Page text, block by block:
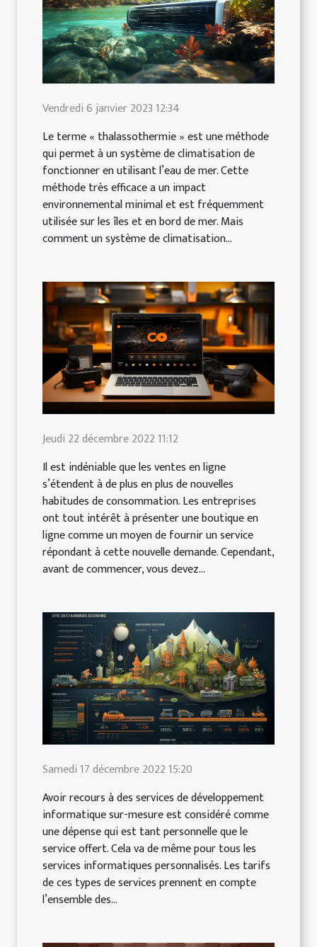
Vendredi 6 janvier 2023 12:34
Le terme « thalassothermie » est une méthode
qui permet à un système de climatisation de
fonctionner en utilisant l’eau de mer. Cette
méthode très efficace a un impact
environnemental minimal et est fréquemment
utilisée sur les îles et en bord de mer. Mais
comment un système de climatisation...
Jeudi 22 décembre 2022 11:12
Il est indéniable que les ventes en ligne
s’étendent à de plus en plus de nouvelles
habitudes de consommation. Les entreprises
ont tout intérêt à présenter une boutique en
ligne comme un moyen de fournir un service
répondant à cette nouvelle demande. Cependant,
avant de commencer, vous devez...
Samedi 17 décembre 2022 15:20
Avoir recours à des services de développement
informatique sur-mesure est considéré comme
une dépense qui est tant personnelle que le
service offert. Cela va de même pour tous les
services informatiques personnalisés. Les tarifs
de ces types de services prennent en compte
l’ensemble des...